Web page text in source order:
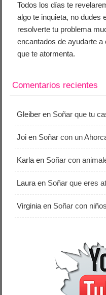
Todos los días te
algo te inquieta, no dudes
resolverte tu problema
encantados de ayudarte
que te atormenta.
Comentarios recientes
Gleiber en Soñar que tu
Joi en Soñar con un
Karla en Soñar con
Laura en Soñar que eres
Virginia en Soñar con